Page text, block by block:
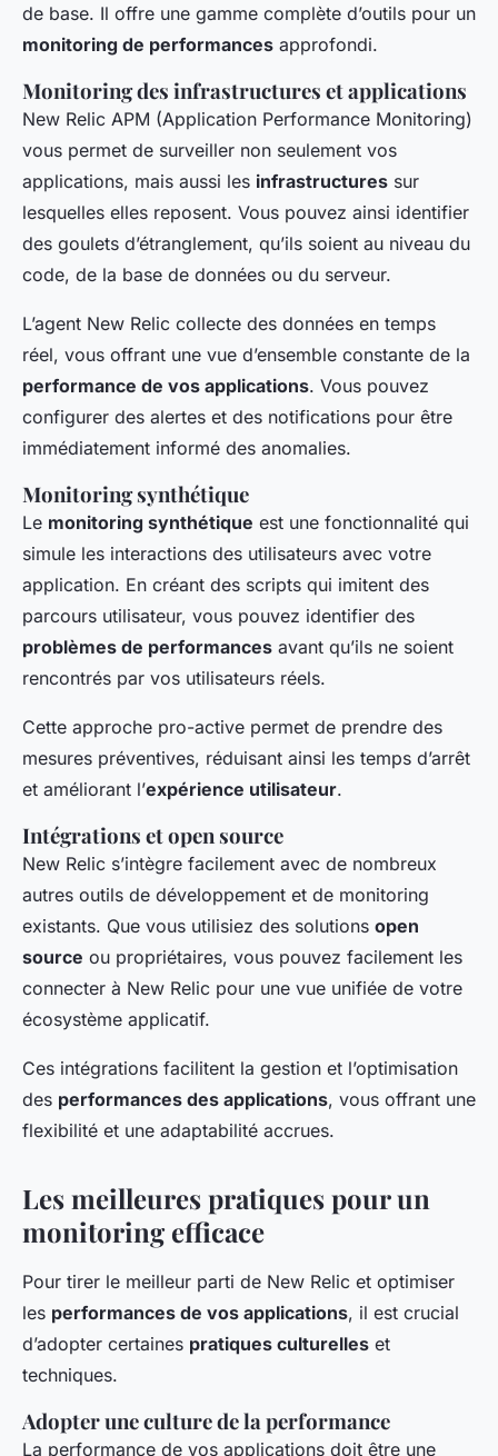
de base. Il offre une gamme complète d’outils pour un
monitoring de performances approfondi.
Monitoring des infrastructures et applications
New Relic APM (Application Performance Monitoring)
vous permet de surveiller non seulement vos
applications, mais aussi les infrastructures sur
lesquelles elles reposent. Vous pouvez ainsi identifier
des goulets d’étranglement, qu’ils soient au niveau du
code, de la base de données ou du serveur.
L’agent New Relic collecte des données en temps
réel, vous offrant une vue d’ensemble constante de la
performance de vos applications. Vous pouvez
configurer des alertes et des notifications pour être
immédiatement informé des anomalies.
Monitoring synthétique
Le monitoring synthétique est une fonctionnalité qui
simule les interactions des utilisateurs avec votre
application. En créant des scripts qui imitent des
parcours utilisateur, vous pouvez identifier des
problèmes de performances avant qu’ils ne soient
rencontrés par vos utilisateurs réels.
Cette approche pro-active permet de prendre des
mesures préventives, réduisant ainsi les temps d’arrêt
et améliorant l’expérience utilisateur.
Intégrations et open source
New Relic s’intègre facilement avec de nombreux
autres outils de développement et de monitoring
existants. Que vous utilisiez des solutions open
source ou propriétaires, vous pouvez facilement les
connecter à New Relic pour une vue unifiée de votre
écosystème applicatif.
Ces intégrations facilitent la gestion et l’optimisation
des performances des applications, vous offrant une
flexibilité et une adaptabilité accrues.
Les meilleures pratiques pour un
monitoring efficace
Pour tirer le meilleur parti de New Relic et optimiser
les performances de vos applications, il est crucial
d’adopter certaines pratiques culturelles et
techniques.
Adopter une culture de la performance
La performance de vos applications doit être une